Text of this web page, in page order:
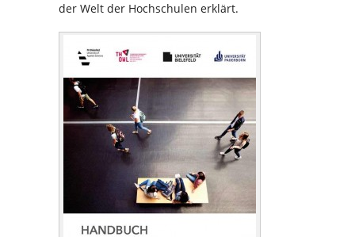
der Welt der Hochschulen erklärt.